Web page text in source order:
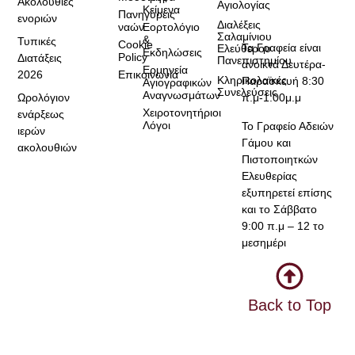
Τα Γραφεία είναι
ανοικτά Δευτέρα-
Παρασκευή 8:30
π.μ-1:00μ.μ
Το Γραφείο Αδειών
Γάμου και
Πιστοποιητκών
Ελευθερίας
εξυπηρετεί επίσης
και το Σάββατο
9:00 π.μ – 12 το
μεσημέρι
Back to Top
Πανηγύρεις
ναών
Cookie
Policy
Επικοινωνία
Κείμενα
Εορτολόγιο
&
Εκδηλώσεις
Ερμηνεία
Αγιογραφικών
Αναγνωσμάτων
Χειροτονητήριοι
Λόγοι
ενοριών
Τυπικές
Διατάξεις
2026
Ωρολόγιον
ενάρξεως
ιερών
ακολουθιών
Αγιολογίας
Διαλέξεις
Σαλαμίνιου
Ελεύθερου
Πανεπιστημίου
Κληρικολαϊκές
Συνελεύσεις